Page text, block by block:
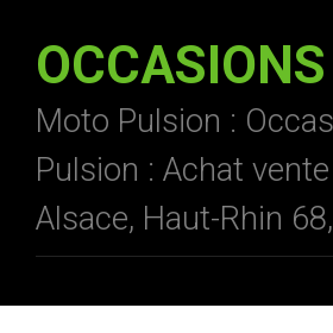
Moto Pulsion :
Pulsion : Achat
Alsace, Haut-Rhin